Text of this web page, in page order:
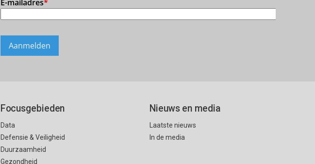
Focusgebieden
Data
Defensie & Veiligheid
Duurzaamheid
Gezondheid
Nieuws en media
Laatste nieuws
In de media